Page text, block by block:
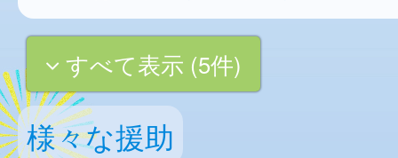
すべて表示 (5件)
様々な援助